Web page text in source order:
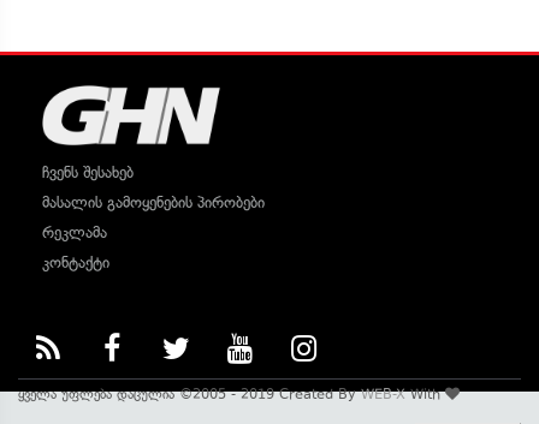
ჩვენს შესახებ
მასალის გამოყენების პირობები
რეკლამა
კონტაქტი
ყველა უფლება დაცულია ©2005 - 2019 Created ByWEB-XWith